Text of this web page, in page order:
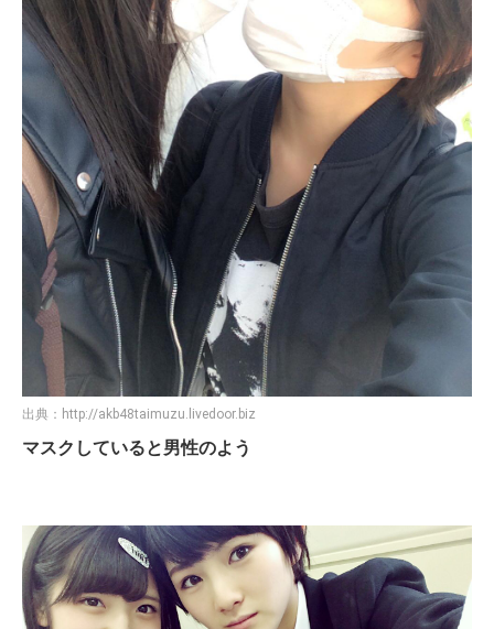
出典： http://akb48taimuzu.livedoor.biz
マスクしていると男性のよう